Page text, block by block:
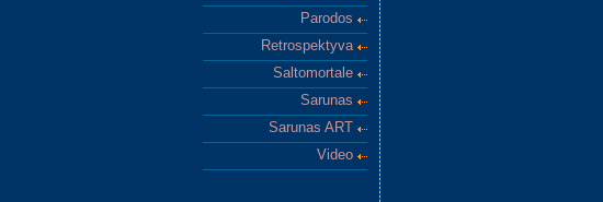
Parodos
Retrospektyva
Saltomortale
Sarunas
Sarunas ART
Video